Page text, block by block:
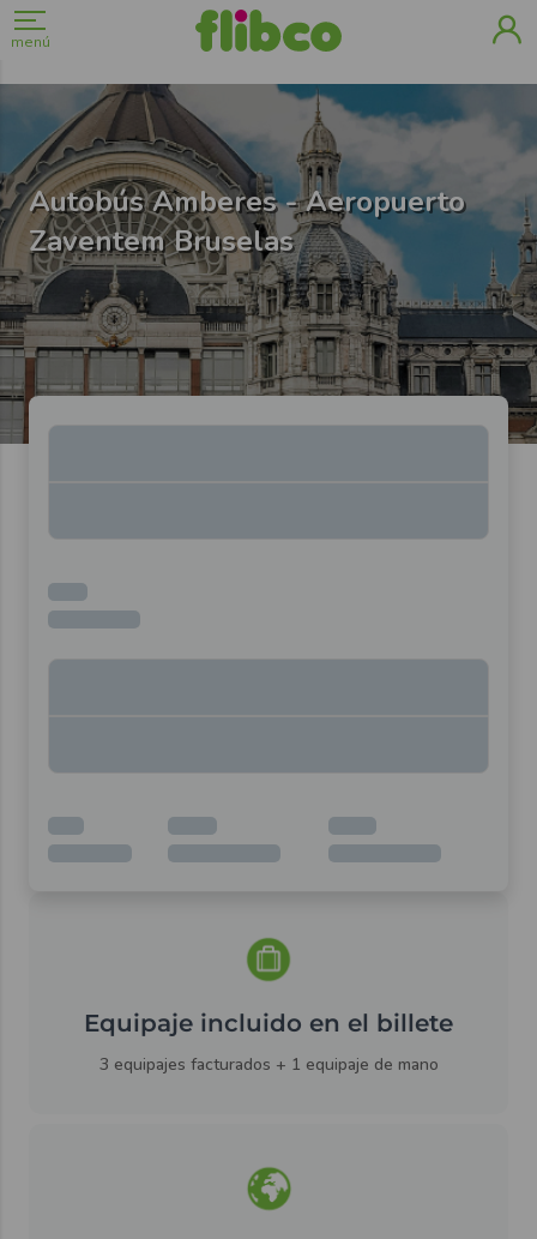
menú
Autobús Amberes - Aeropuerto
Zaventem Bruselas
Equipaje incluido en el billete
3 equipajes facturados + 1 equipaje de mano